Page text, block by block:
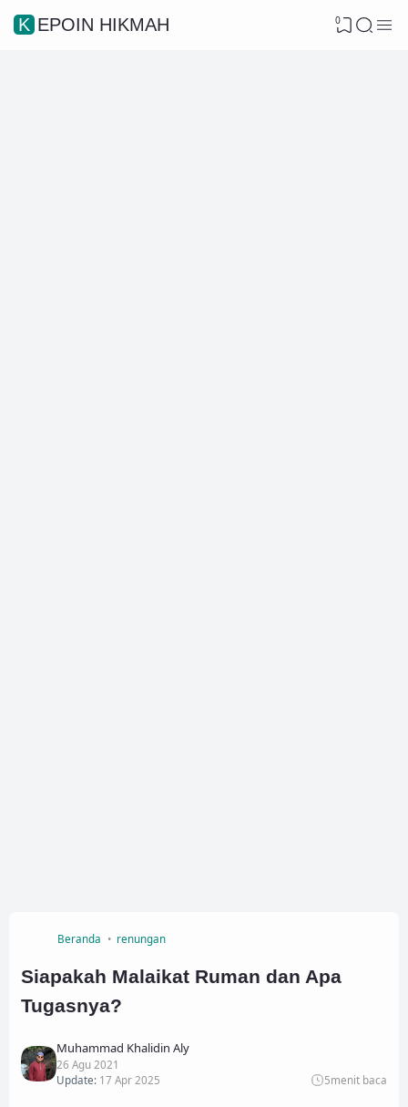
KEPOIN HIKMAH 0
Beranda renungan
Siapakah Malaikat Ruman dan Apa
Tugasnya?
Muhammad Khalidin Aly
26 Agu 2021
Update: 17 Apr 2025 5menit baca